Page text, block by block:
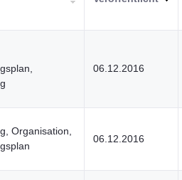
06.12.2016
Organisation,
06.12.2016